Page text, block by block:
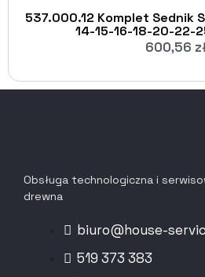
537.000.12 Komplet Sednik
14-15-16-18-20-22-
600,56
Obsługa technologiczna i
drewna
biuro@house-
519 373 383